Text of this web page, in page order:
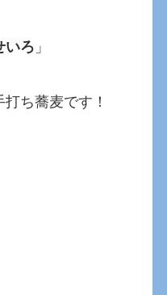
いろ 」
ち蕎麦です！